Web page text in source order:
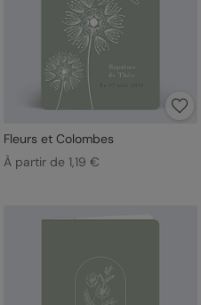
Fleurs et Colombes
À partir de 1,19 €